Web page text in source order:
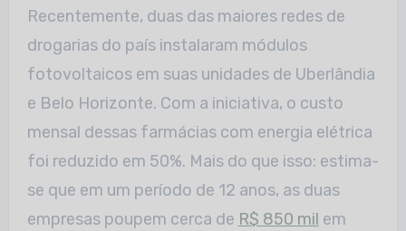
Recentemente, duas das maiores redes de
drogarias do país instalaram módulos
fotovoltaicos em suas unidades de Uberlândia
e Belo Horizonte. Com a iniciativa, o custo
mensal dessas farmácias com energia elétrica
foi reduzido em 50%. Mais do que isso: estima-
se que em um período de 12 anos, as duas
empresas poupem cerca de R$ 850 mil em